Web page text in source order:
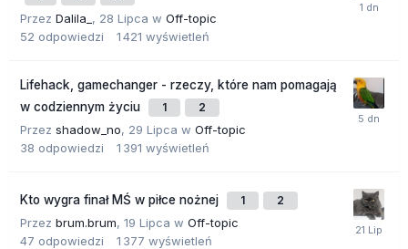
Przez Dalila_ , 28 Lipca w Off-topic
52 odpowiedzi 1 421 wyświetleń
Lifehack, gamechanger - rzeczy, które nam pomagają
w codziennym życiu
1 2
Przez shadow_no, 29 Lipca w Off-topic
38 odpowiedzi 1 391 wyświetleń
Kto wygra finał MŚ w piłce nożnej 1 2
Przez brum.brum, 19 Lipca w Off-topic
47 odpowiedzi 1 377 wyświetleń